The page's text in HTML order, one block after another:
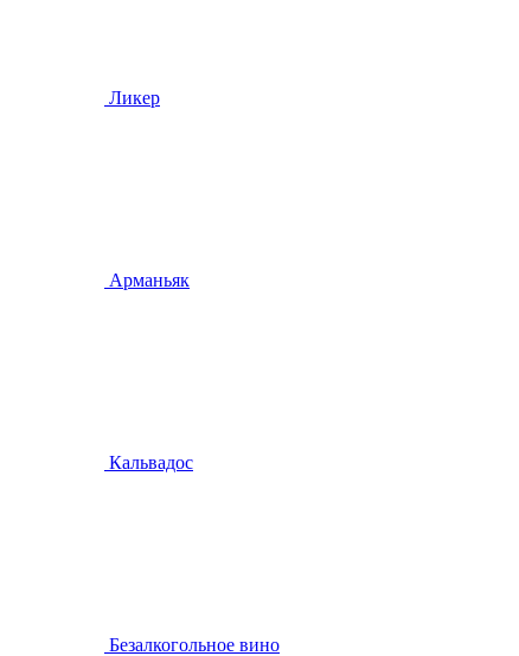
Ликер
Арманьяк
Кальвадос
Безалкогольное вино